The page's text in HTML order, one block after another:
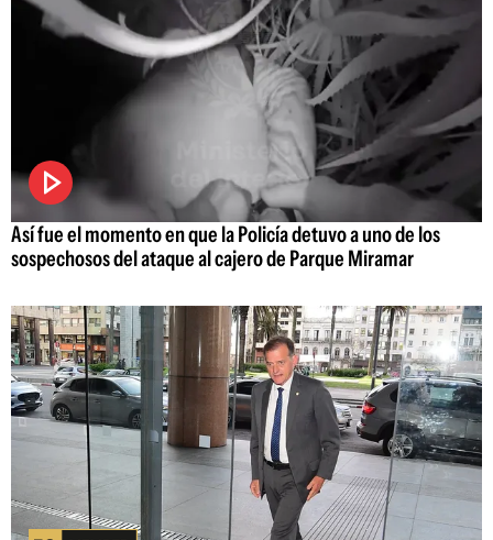
Así fue el momento en que la Policía detuvo a uno de los
sospechosos del ataque al cajero de Parque Miramar